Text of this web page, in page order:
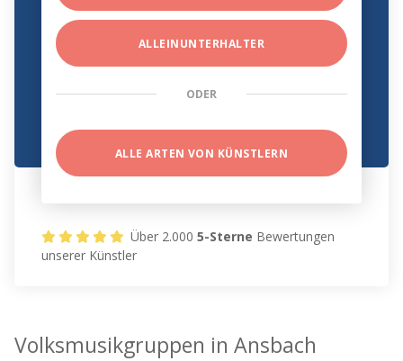
ALLEINUNTERHALTER
ODER
ALLE ARTEN VON KÜNSTLERN
Über 2.0005-Sterne Bewertungen
unserer Künstler
Volksmusikgruppen in Ansbach